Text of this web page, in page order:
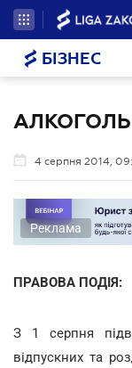
БІЗНЕС
4 серпня 2014,
Реклама
ПРАВОВА ПОДІЯ:
З 1 серпня
відпускних та